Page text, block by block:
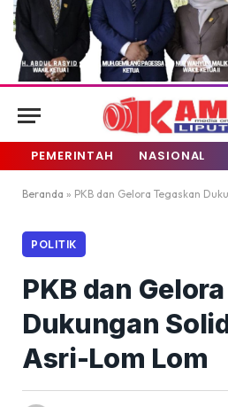
PEMERINTAH NASIONAL
Beranda » PKB dan Gelora Tegaskan
POLITIK
PKB dan
Dukungan
Asri-Lom Lom